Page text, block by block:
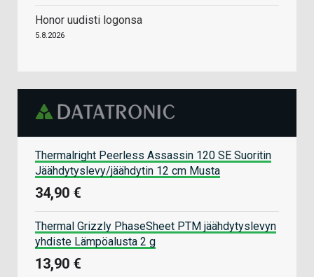
Honor uudisti logonsa
5.8.2026
Thermalright Peerless Assassin 120 SE Suoritin
Jäähdytyslevy/jäähdytin 12 cm Musta
34,90 €
Thermal Grizzly PhaseSheet PTM jäähdytyslevyn
yhdiste Lämpöalusta 2 g
13,90 €